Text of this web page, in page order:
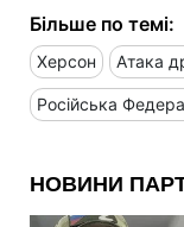
Більше по темі:
Херсон Атака
Російська